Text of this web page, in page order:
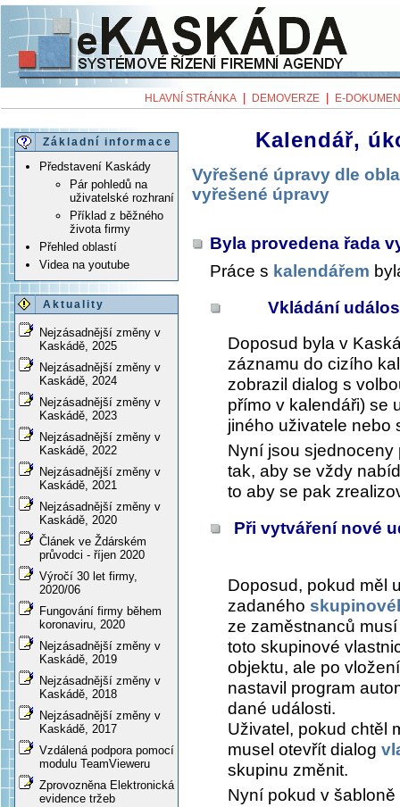
HLAVNÍ STRÁNKA DEMOVERZE E-
Základní informace
Představení Kaskády
Pár pohledů na
uživatelské rozhraní
Příklad z běžného
života firmy
Přehled oblastí
Videa na youtube
Aktuality
Nejzásadnější změny v
Kaskádě, 2025
Nejzásadnější změny v
Kaskádě, 2024
Nejzásadnější změny v
Kaskádě, 2023
Nejzásadnější změny v
Kaskádě, 2022
Nejzásadnější změny v
Kaskádě, 2021
Nejzásadnější změny v
Kaskádě, 2020
Článek ve Ždárském
průvodci - říjen 2020
Výročí 30 let firmy,
2020/06
Fungování firmy během
koronaviru, 2020
Nejzásadnější změny v
Kaskádě, 2019
Nejzásadnější změny v
Kaskádě, 2018
Nejzásadnější změny v
Kaskádě, 2017
Vzdálená podpora pomocí
modulu TeamVieweru
Zprovozněna Elektronická
evidence tržeb
Kalendář,
Vyřešené úpravy dle
vyřešené úpravy
Byla provedena řada
Práce s kalendářem
Vkládání
Doposud byla v
záznamu do cizího
zobrazil dialog s
přímo v kalendáři) se
jiného uživatele nebo
Nyní jsou
tak, aby se vždy
to aby se pak
Při vytváření nové
Doposud, pokud měl
zadaného
ze zaměstnanců
toto skupinové
objektu, ale po
nastavil program
dané události.
Uživatel, pokud chtěl
musel otevřít dialog
skupinu změnit.
Nyní pokud v šabloně